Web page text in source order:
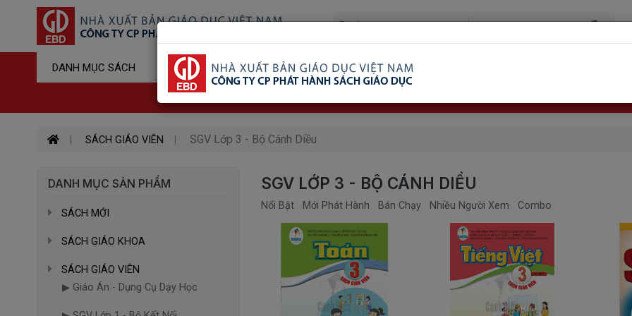
DANH MỤC SÁCH Sản Phẩm Đã Xem Ship COD Trên Toàn Quốc
SÁCH GIÁO VIÊN SGV Lớp 3 - Bộ Cánh Diều
DANH MỤC SẢN PHẨM
SÁCH MỚI
SÁCH GIÁO KHOA
SÁCH GIÁO VIÊN
▶ Giáo Án - Dụng Cụ Dạy Học
SGV LỚP 3 - BỘ CÁNH DIỀU
Nổi Bật Mới Phát Hành Bán Chạy Nhiều Người Xem Combo